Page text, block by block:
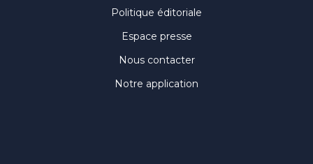
Politique éditoriale
Espace presse
Nous contacter
Notre application